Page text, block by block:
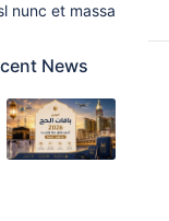
nunc et massa
News